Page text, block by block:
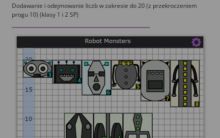
Dodawanie i odejmowanie liczb w zakresie do 20 (z przekroczeniem
progu 10) (klasy 1 i 2 SP)